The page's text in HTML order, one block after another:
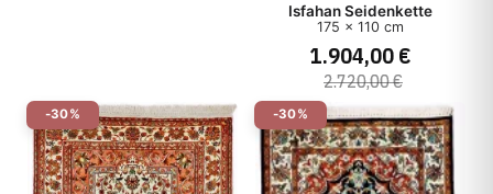
Isfahan Seidenkette
175 x 110 cm
1.904,00 €
2.720,00 €
-30% -30%